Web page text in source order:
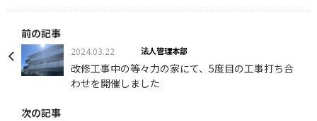
前の記事
2024.03.22 法人管理本部
改修工事中の等々力の家にて、5度目の工事打ち合
わせを開催しました
次の記事